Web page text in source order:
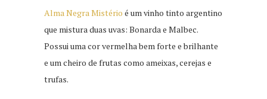
Alma Negra Mistério é um vinho tinto argentino
que mistura duas uvas: Bonarda e Malbec.
Possui uma cor vermelha bem forte e brilhante
e um cheiro de frutas como ameixas, cerejas e
trufas.